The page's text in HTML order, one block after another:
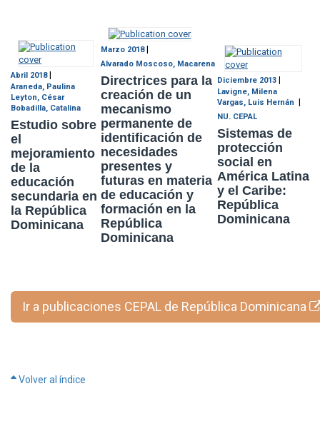
Abril 2018 |
Araneda, Paulina
Leyton, César
Bobadilla, Catalina
Estudio sobre
el
mejoramiento
de la
educación
secundaria en
la República
Dominicana
Marzo 2018 |
Alvarado Moscoso, Macarena
Directrices para la
creación de un
mecanismo
permanente de
identificación de
necesidades
presentes y
futuras en materia
de educación y
formación en la
República
Dominicana
Diciembre 2013 |
Lavigne, Milena
Vargas, Luis Hernán |
NU. CEPAL
Sistemas de
protección
social en
América Latina
y el Caribe:
República
Dominicana
Ir a publicaciones CEPAL de República Dominicana
Volver al índice